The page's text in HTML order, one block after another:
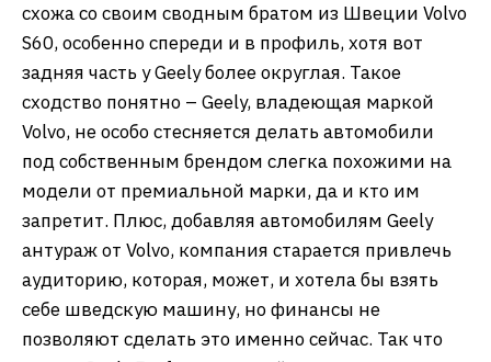
схожа со своим сводным братом из Швеции Volvo
S60, особенно спереди и в профиль, хотя вот
задняя часть у Geely более округлая. Такое
сходство понятно – Geely, владеющая маркой
Volvo, не особо стесняется делать автомобили
под собственным брендом слегка похожими на
модели от премиальной марки, да и кто им
запретит. Плюс, добавляя автомобилям Geely
антураж от Volvo, компания старается привлечь
аудиторию, которая, может, и хотела бы взять
себе шведскую машину, но финансы не
позволяют сделать это именно сейчас. Так что